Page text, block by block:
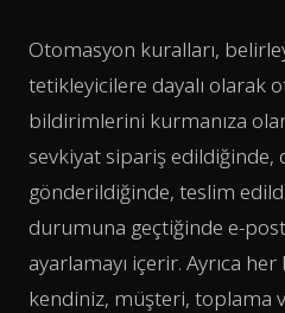
Otomasyon kuralları,
tetikleyicilere dayalı olarak
bildirimlerini kurmanıza
sevkiyat sipariş edildiğinde,
gönderildiğinde, teslim
durumuna geçtiğinde e-
ayarlamayı içerir. Ayrıca her
kendiniz, müşteri, toplama